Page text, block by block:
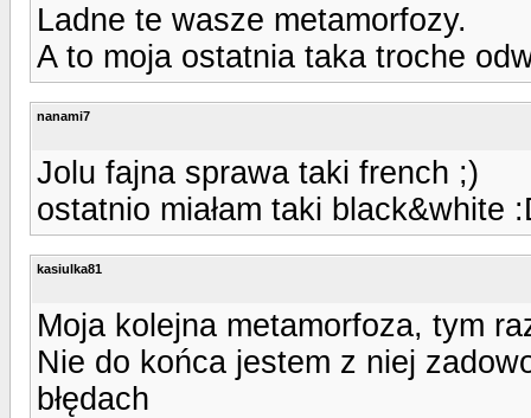
Ladne te wasze metamorfozy.
A to moja ostatnia taka troche
nanami7
Jolu fajna sprawa taki french ;)
ostatnio miałam taki black&white
kasiulka81
Moja kolejna metamorfoza, tym
Nie do końca jestem z niej
błędach